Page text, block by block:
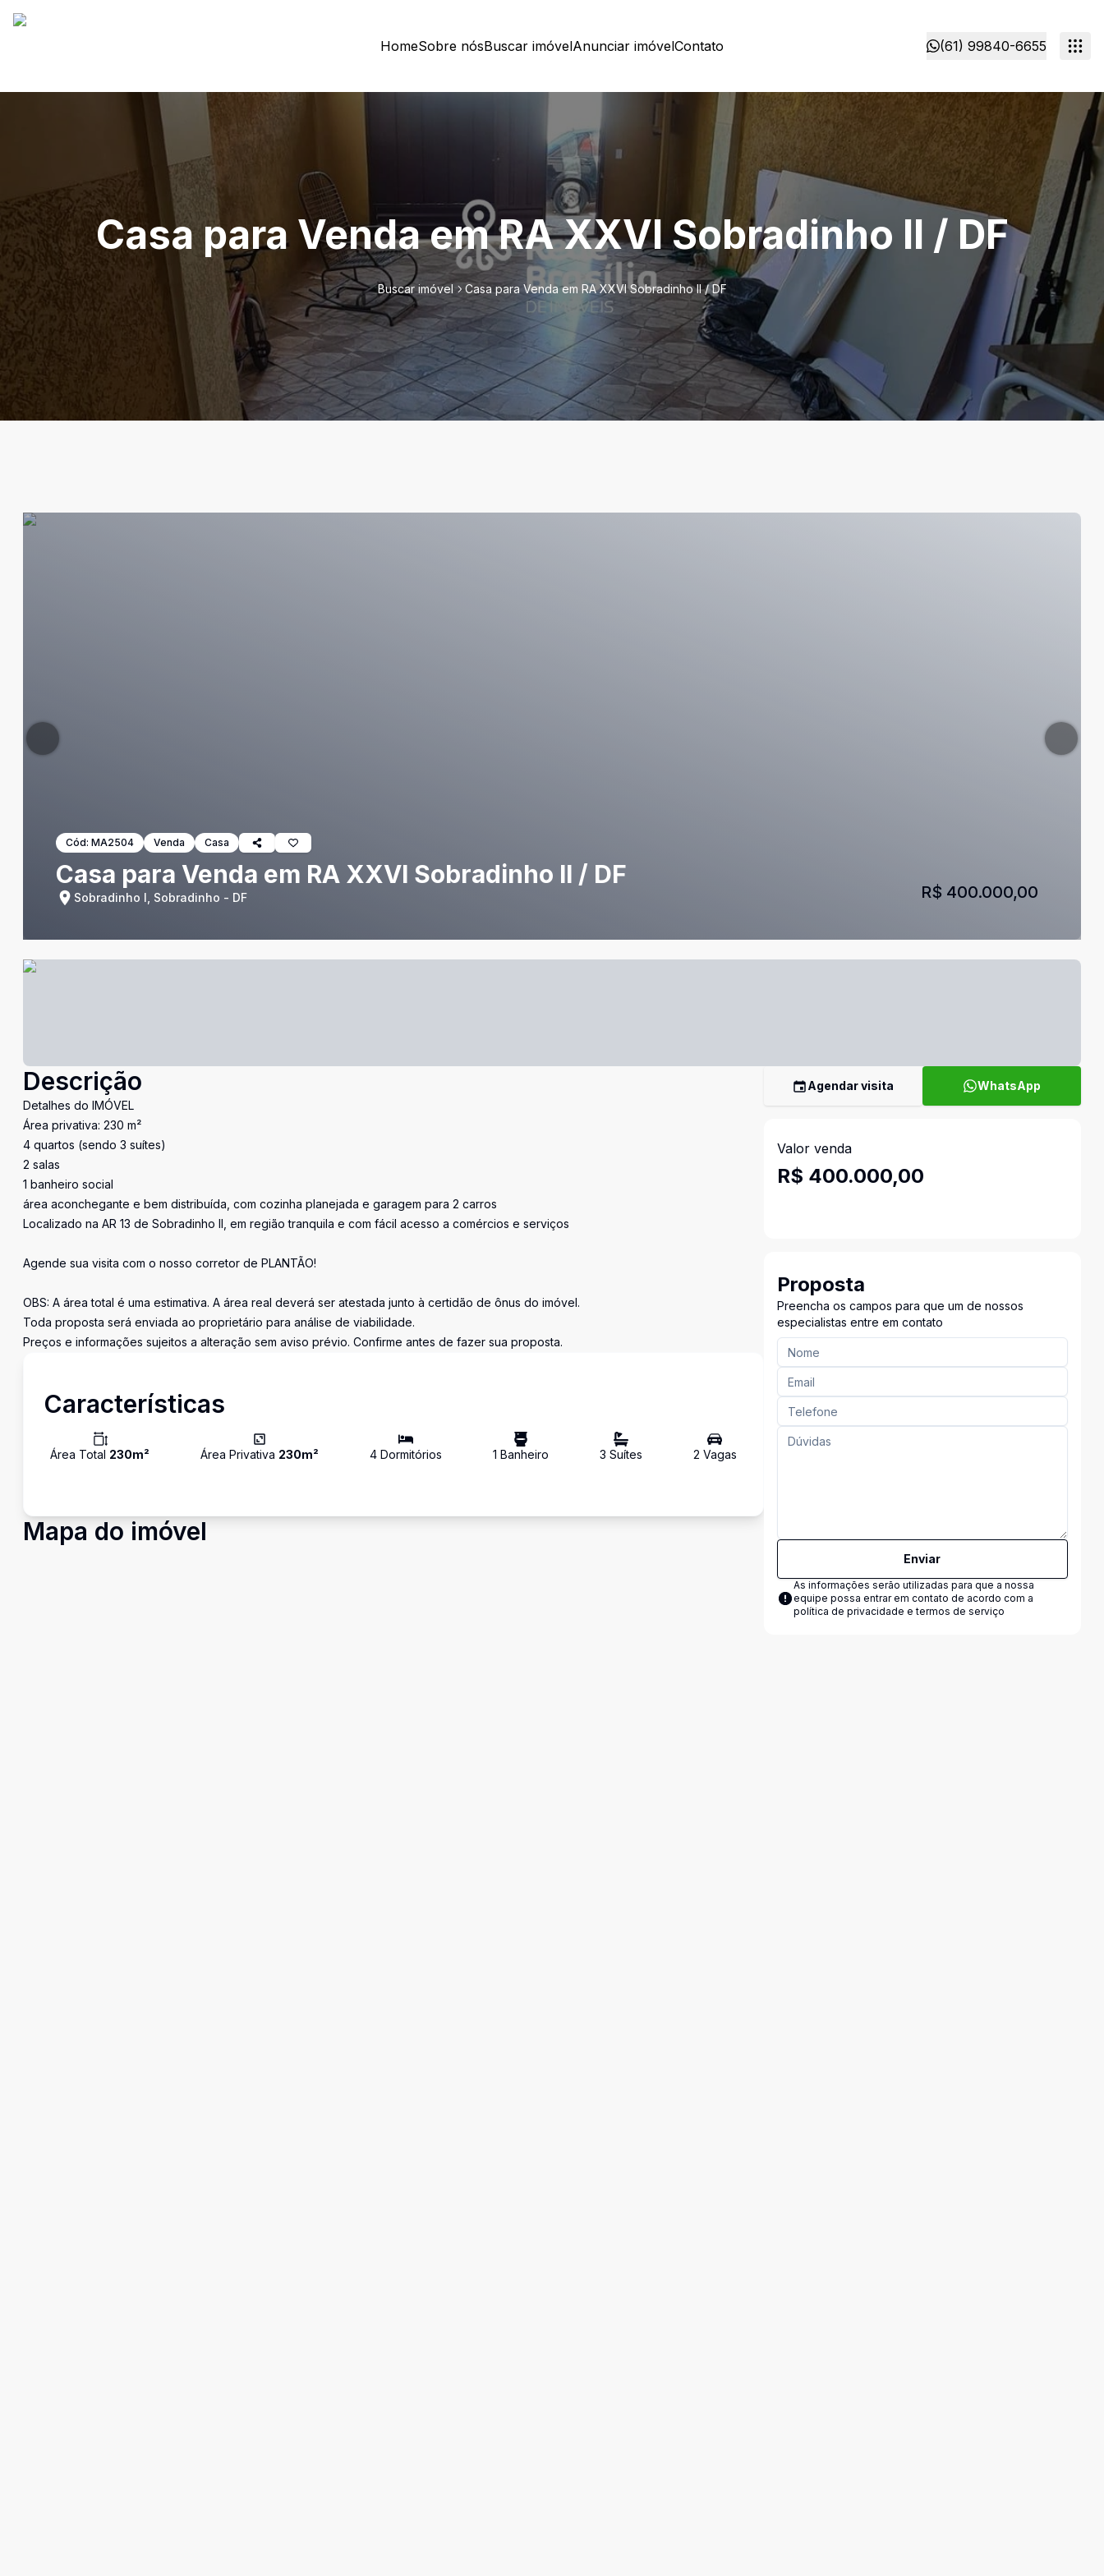
HomeSobre nósBuscar imóvelAnunciar imóvelContato (61) 99840-6655
Casa para Venda em RA XXVI Sobradinho II / DF
Buscar imóvel Casa para Venda em RA XXVI Sobradinho II / DF
Cód: MA2504 Venda Casa
Casa para Venda em RA XXVI Sobradinho II / DF
Sobradinho I, Sobradinho - DF R$ 400.000,00
Descrição
Detalhes do IMÓVEL
Área privativa: 230 m²
4 quartos (sendo 3 suítes)
2 salas
1 banheiro social
área aconchegante e bem distribuída, com cozinha planejada e garagem para 2 carros
Localizado na AR 13 de Sobradinho II, em região tranquila e com fácil acesso a comércios e serviços
Agende sua visita com o nosso corretor de PLANTÃO!
OBS: A área total é uma estimativa. A área real deverá ser atestada junto à certidão de ônus do imóvel.
Toda proposta será enviada ao proprietário para análise de viabilidade.
Preços e informações sujeitos a alteração sem aviso prévio. Confirme antes de fazer sua proposta.
Características
Área Total 230m² Área Privativa 230m² 4Dormitórios 1 Banheiro 3 Suítes 2 Vagas
Mapa do imóvel
Agendar visita WhatsApp
Valor venda
R$ 400.000,00
Proposta
Preencha os campos para que um de nossos
especialistas entre em contato
Enviar
As informações serão utilizadas para que a nossa
equipe possa entrar em contato de acordo com a
política de privacidade e termos de serviço